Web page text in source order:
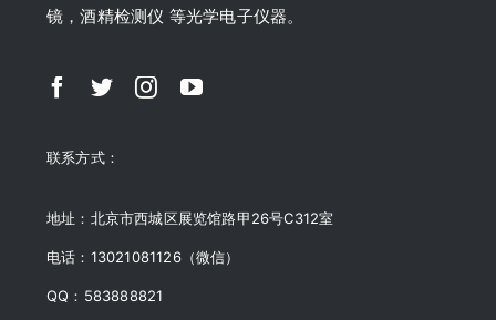
镜，酒精检测仪 等光学电子仪器。
联系方式：
地址：北京市西城区展览馆路甲26号C312室
电话：13021081126（微信）
QQ：583888821